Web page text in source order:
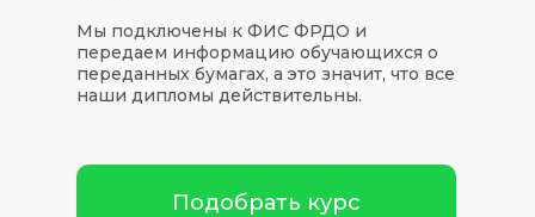
Мы подключены к ФИС ФРДО и
передаем информацию обучающихся о
переданных бумагах, а это значит, что все
наши дипломы действительны.
Подобрать курс